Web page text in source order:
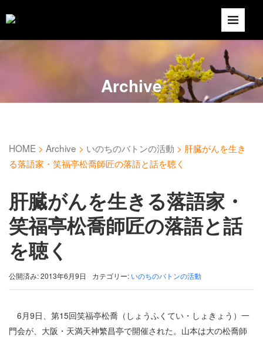
Archive
HOME > Archive > いのちのバトンの活動 > 肝臓がんを生き
る落語家・笑福亭松喬師匠の落語と話を聴く
肝臓がんを生きる落語家・
笑福亭松喬師匠の落語と話
を聴く
公開済み: 2013年6月9日 カテゴリー: いのちのバトンの活動
6月9日、第15回笑福亭松喬（しょうふくてい・しょきょう）一
門会が、大阪・天満天神繁昌亭で開催された。山本は大の松喬師